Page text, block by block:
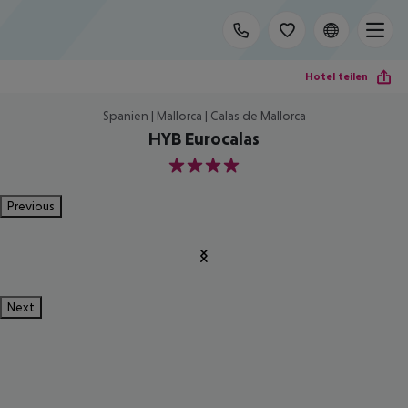
Hotel teilen
Spanien | Mallorca | Calas de Mallorca
HYB Eurocalas
4
Previous
Next